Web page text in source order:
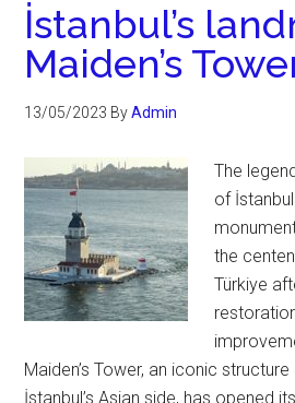
İstanbul’s
Maiden’s
13/05/2023 ByAdmin
The
of
the
Türkiye
Maiden’s Tower, an iconic
İstanbul’s Asian side, has opened